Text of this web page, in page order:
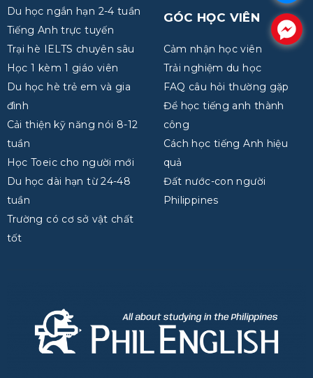
Du học ngắn hạn 2-4 tuần
Tiếng Anh trực tuyến
Trại hè IELTS chuyên sâu
Học 1 kèm 1 giáo viên
Du học hè trẻ em và gia
đình
Cải thiện kỹ năng nói 8-12
tuần
Học Toeic cho người mới
Du học dài hạn từ 24-48
tuần
Trường có cơ sở vật chất
tốt
GÓC HỌC VIÊN
Cảm nhận học viên
Trải nghiệm du học
FAQ câu hỏi thường gặp
Để học tiếng anh thành
công
Cách học tiếng Anh hiệu
quả
Đất nước-con người
Philippines
.